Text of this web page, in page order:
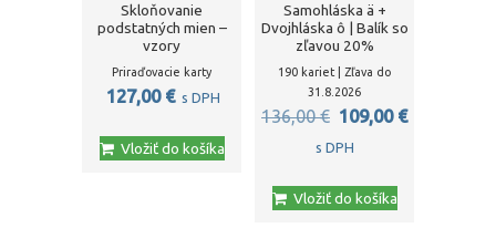
Skloňovanie
podstatných mien –
vzory
Priraďovacie karty
127,00 € s DPH
Vložiť do košíka
Samohláska ä +
Dvojhláska ô | Balík so
zľavou 20%
190 kariet | Zľava do
31.8.2026
136,00€ Pôvodná
cena
136,00 €.
109,00 €
s DPH
Vložiť do košíka